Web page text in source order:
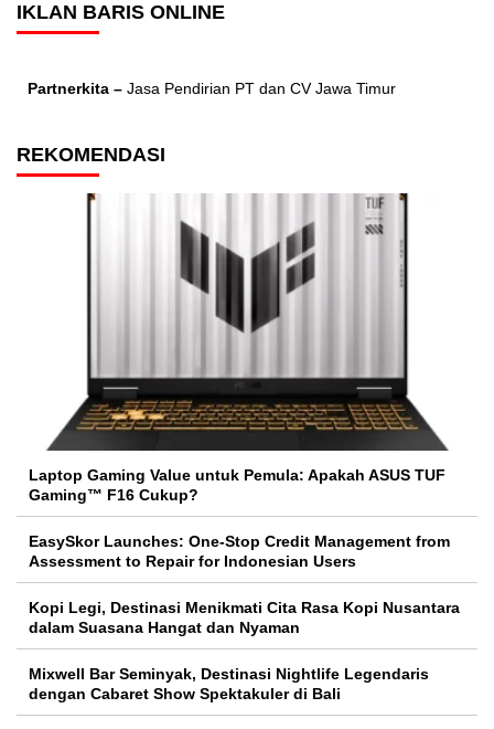
IKLAN BARIS ONLINE
Partnerkita – Jasa Pendirian PT dan CV Jawa Timur
REKOMENDASI
Laptop Gaming Value untuk Pemula: Apakah ASUS TUF
Gaming™ F16 Cukup?
EasySkor Launches: One-Stop Credit Management from
Assessment to Repair for Indonesian Users
Kopi Legi, Destinasi Menikmati Cita Rasa Kopi Nusantara
dalam Suasana Hangat dan Nyaman
Mixwell Bar Seminyak, Destinasi Nightlife Legendaris
dengan Cabaret Show Spektakuler di Bali